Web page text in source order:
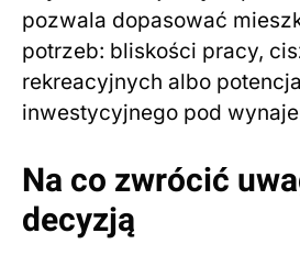
pozwala dopasować
potrzeb: bliskości pracy,
rekreacyjnych albo
inwestycyjnego pod
Na co zwrócić
decyzją